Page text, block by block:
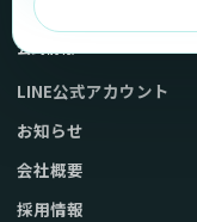
公式情報
LINE公式アカウント
お知らせ
会社概要
採用情報